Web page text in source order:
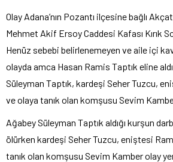
Olay Adana’nın Pozantı ilçesine bağlı
Mehmet Akif Ersoy Caddesi Kafası Kırık
Henüz sebebi belirlenemeyen ve aile içi
olayda amca Hasan Ramis Taptık eline
Süleyman Taptık, kardeşi Seher Tuzcu,
ve olaya tanık olan komşusu Sevim
Ağabey Süleyman Taptık aldığı kurşun
ölürken kardeşi Seher Tuzcu, eniştesi
tanık olan komşusu Sevim Kamber olay